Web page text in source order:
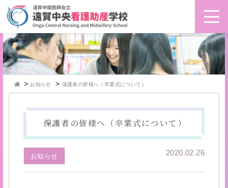
> お知らせ > 保護者の皆様へ（卒業式について）
保護者の皆様へ（卒業式について）
お知らせ 2020.02.26